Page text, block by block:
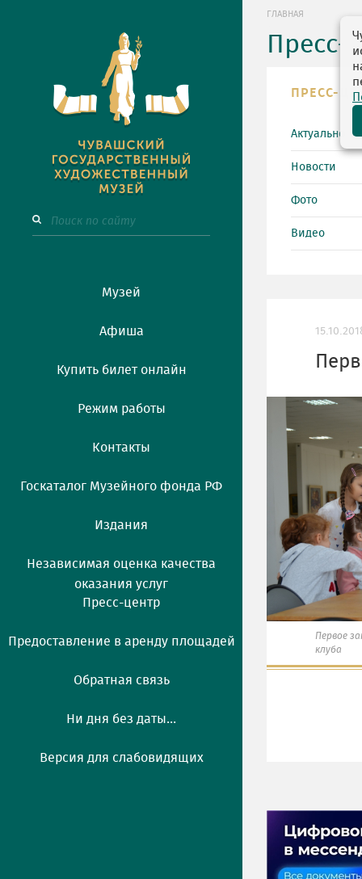
Музей
Афиша
Купить билет онлайн
Режим работы
Контакты
Госкаталог Музейного фонда РФ
Издания
Независимая оценка качества
оказания услуг
Пресс-центр
Предоставление в аренду площадей
Обратная связь
Ни дня без даты...
Версия для слабовидящих
ГЛАВНАЯ
Пресс-
ПРЕСС-
Актуально
Новости
Фото
Видео
Первое
клуба
ПРЕСС-ЦЕНТР
Актуально